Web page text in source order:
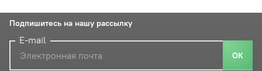
Подпишитесь на нашу рассылку
E-mail
ОК